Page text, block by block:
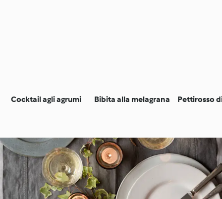
Cocktail agli agrumi Bibita alla melagrana Pettirosso